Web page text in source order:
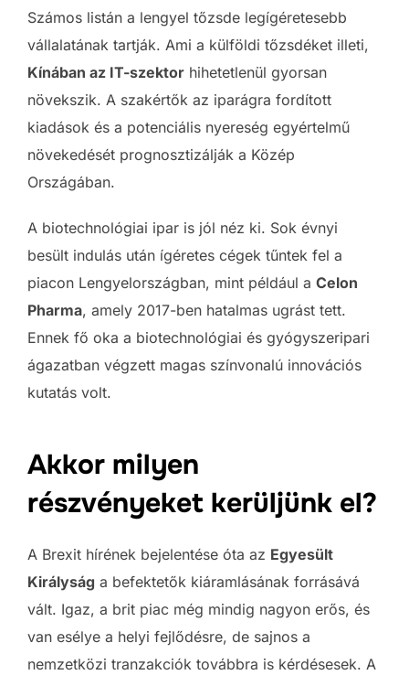
Számos listán a lengyel tőzsde legígéretesebb
vállalatának tartják. Ami a külföldi tőzsdéket illeti,
Kínában az IT-szektor hihetetlenül gyorsan
növekszik. A szakértők az iparágra fordított
kiadások és a potenciális nyereség egyértelmű
növekedését prognosztizálják a Közép
Országában.
A biotechnológiai ipar is jól néz ki. Sok évnyi
besült indulás után ígéretes cégek tűntek fel a
piacon Lengyelországban, mint például a Celon
Pharma, amely 2017-ben hatalmas ugrást tett.
Ennek fő oka a biotechnológiai és gyógyszeripari
ágazatban végzett magas színvonalú innovációs
kutatás volt.
Akkor milyen
részvényeket kerüljünk el?
A Brexit hírének bejelentése óta az Egyesült
Királyság a befektetők kiáramlásának forrásává
vált. Igaz, a brit piac még mindig nagyon erős, és
van esélye a helyi fejlődésre, de sajnos a
nemzetközi tranzakciók továbbra is kérdésesek. A